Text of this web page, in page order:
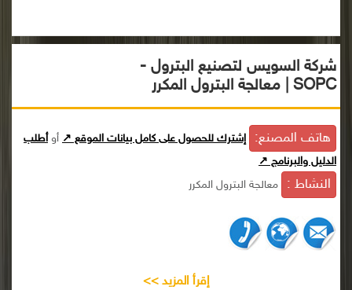
شركة السويس لتصنيع البترول -
SOPC | معالجة البترول المكرر
هاتف المصنع: إشترك للحصول على كامل بيانات الموقع ↗ أوأطلب
الدليل والبرنامج ↗
النشاط : معالجة البترول المكرر
إقرأ المزيد >>